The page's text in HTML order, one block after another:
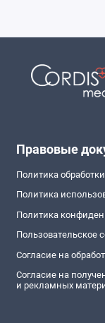
Правовые
Политика
Политика
Политика
Пользовательское
Согласие на
Согласие на
и рекламных